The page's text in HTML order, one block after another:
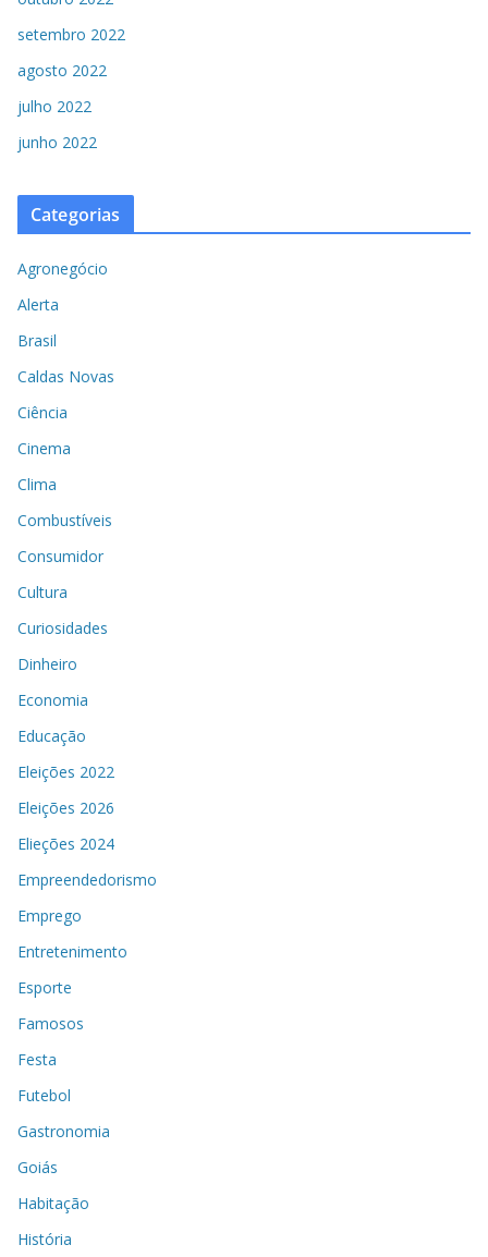
setembro 2022
agosto 2022
julho 2022
junho 2022
Categorias
Agronegócio
Alerta
Brasil
Caldas Novas
Ciência
Cinema
Clima
Combustíveis
Consumidor
Cultura
Curiosidades
Dinheiro
Economia
Educação
Eleições 2022
Eleições 2026
Elieções 2024
Empreendedorismo
Emprego
Entretenimento
Esporte
Famosos
Festa
Futebol
Gastronomia
Goiás
Habitação
História